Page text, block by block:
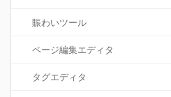
賑わいツール
ページ編集エディタ
タグエディタ